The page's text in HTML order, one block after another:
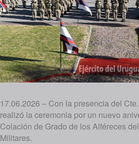
17.06.2026 – Con la presencia del
realizó la ceremonia por un nuevo
Colación de Grado de los Alféreces
Militares.